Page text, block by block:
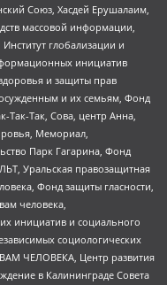
Союз, Хасдей Ерушалаим,
массовой информации,
глобализации и
инициатив
и защиты прав
и их семьям, Фонд
Так-Так, Сова, центр Анна,
Мемориал,
Парк Гагарина, Фонд
Уральская правозащитная
Фонд защиты гласности,
человека,
инициатив и социального
социологических
ЧЕЛОВЕКА, Центр развития
в Калининграде Совета